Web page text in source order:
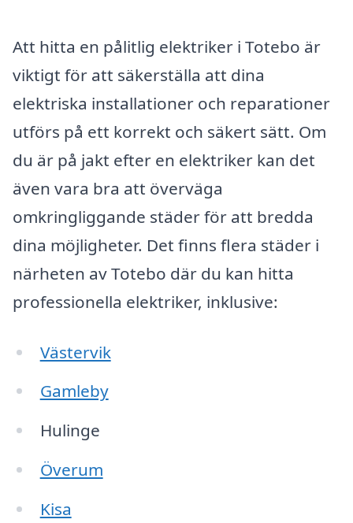
Att hitta en pålitlig elektriker i Totebo är
viktigt för att säkerställa att dina
elektriska installationer och reparationer
utförs på ett korrekt och säkert sätt. Om
du är på jakt efter en elektriker kan det
även vara bra att överväga
omkringliggande städer för att bredda
dina möjligheter. Det finns flera städer i
närheten av Totebo där du kan hitta
professionella elektriker, inklusive:
Västervik
Gamleby
Hulinge
Överum
Kisa